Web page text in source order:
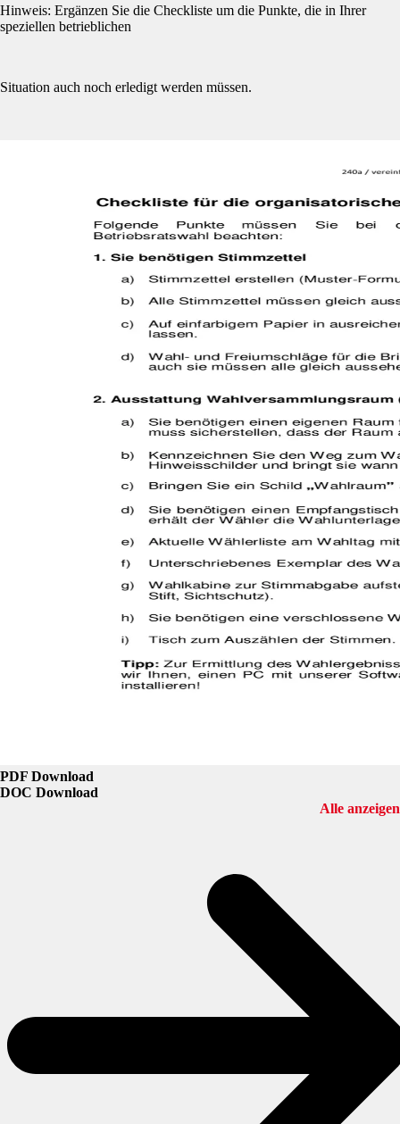
Hinweis: Ergänzen Sie die Checkliste um die Punkte, die in Ihrer
speziellen betrieblichen
Situation auch noch erledigt werden müssen.
PDF Download
DOC Download
Alle anzeigen